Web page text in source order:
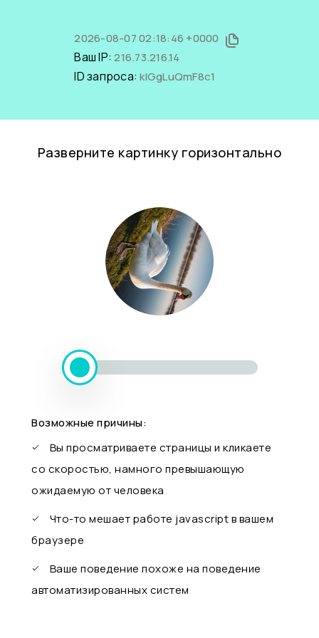
2026-08-07 02:18:46 +0000
Ваш IP:216.73.216.14
ID запроса:kIGgLuQmF8c1
Разверните картинку горизонтально
Возможные причины:
Вы просматриваете страницы и кликаете
со скоростью, намного превышающую
ожидаемую от человека
Что-то мешает работе javascript в вашем
браузере
Ваше поведение похоже на поведение
автоматизированных систем